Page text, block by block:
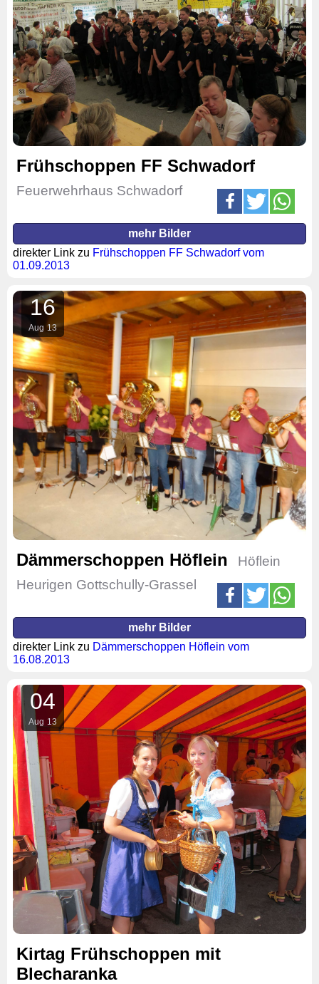
Frühschoppen FF Schwadorf
Feuerwehrhaus Schwadorf
mehr Bilder
direkter Link zu Frühschoppen FF Schwadorf vom
01.09.2013
16
Aug 13
Dämmerschoppen Höflein
Höflein
Heurigen Gottschully-Grassel
mehr Bilder
direkter Link zu Dämmerschoppen Höflein vom
16.08.2013
04
Aug 13
Kirtag Frühschoppen mit
Blecharanka